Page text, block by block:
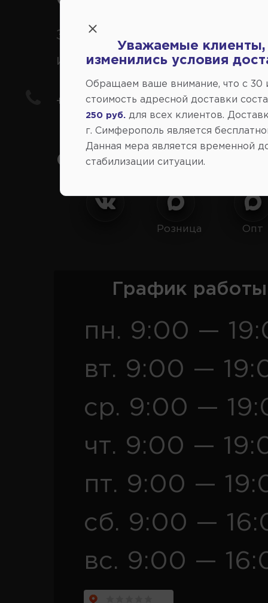
Заказ шин, дисков,
иномарки
+7(978) 206-206-8
Социальные сети:
Розница Опт
График
пн. 9:00 —
вт. 9:00 —
ср. 9:00 —
чт. 9:00 —
пт. 9:00 —
сб. 9:00 —
вс. 9:00 —
Уважаемые клиенты,
изменились условия
Обращаем ваше внимание, что c 30
стоимость адресной доставки
250 руб. для всех клиентов.
г. Симферополь является
Данная мера является временной
стабилизации ситуации.